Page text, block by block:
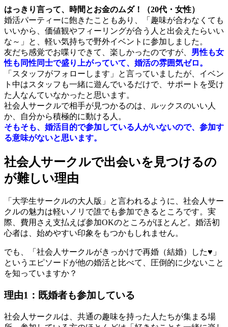
はっきり言って、時間とお金のムダ！（20代・女性）
婚活パーティーに飽きたこともあり、「趣味が合わなくても
いいから、価値観やフィーリングが合う人と出会えたらいい
な～」と、軽い気持ちで野外イベントに参加しました。
友だち感覚でお喋りできて、楽しかったのですが、 男性も女
性も同性同士で盛り上がっていて、婚活の雰囲気ゼロ。
「スタッフがフォローします」と言っていましたが、イベン
ト中はスタッフも一緒に遊んでいるだけで、サポートを受け
た人なんていなかったと思います。
社会人サークルで相手が見つかるのは、ルックスのいい人
か、自分から積極的に動ける人。
そもそも、婚活目的で参加している人がいないので、参加す
る意味がないと思います。
社会人サークルで出会いを見つけるの
が難しい理由
「大学生サークルの大人版」と言われるように、社会人サー
クルの魅力は軽いノリで誰でも参加できるところです。実
際、費用さえ支払えば参加OKのところがほとんど。婚活初
心者は、始めやすい印象をもつかもしれません。
でも、「社会人サークルがきっかけで再婚（結婚）した♥」
というエピソードが他の婚活と比べて、圧倒的に少ないこと
を知っていますか？
理由1：既婚者も参加している
社会人サークルは、共通の趣味を持った人たちが集まる場